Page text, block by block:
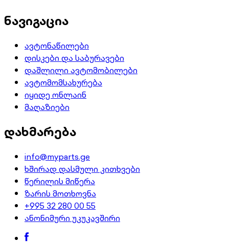
ნავიგაცია
ავტონაწილები
დისკები და საბურავები
დაშლილი ავტომობილები
ავტომომსახურება
იყიდე ონლაინ
მაღაზიები
დახმარება
info@myparts.ge
ხშირად დასმული კითხვები
წერილის მიწერა
ზარის მოთხოვნა
+995 32 280 00 55
ანონიმური უკუკავშირი